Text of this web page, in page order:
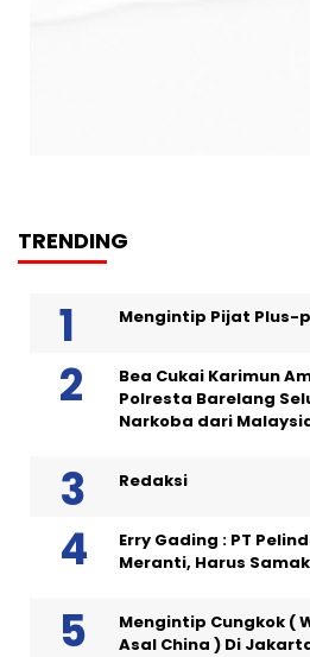
TRENDING
Mengintip Pijat Plus-
Bea Cukai Karimun
Polresta Barelang
Narkoba dari
Redaksi
Erry Gading : PT
Meranti, Harus
Mengintip Cungkok (
Asal China ) Di